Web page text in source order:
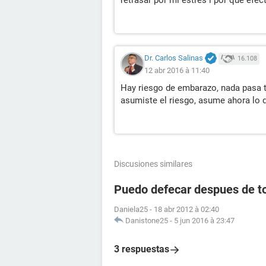
Dr. Carlos Salinas 16.108
12 abr 2016 à 11:40
Hay riesgo de embarazo, nada
asumiste el riesgo, asume ahora lo
Discusiones similares
Puedo defecar despues de
Daniela25 - 18 abr 2012 à 02:40
Danistone25 - 5 jun 2016 à 23:47
3 respuestas